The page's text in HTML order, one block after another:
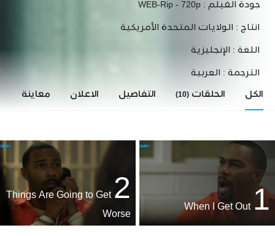
جودة الفيلم : WEB-Rip - 720p
انتاج : الولايات المتحدة الأمريكية
اللغة : الإنجليزية
الترجمة : العربية
الكل الحلقات (10) التفاصيل الاعلان معاينة
1
When I Get Out
2
Things Are Going to Get
Worse